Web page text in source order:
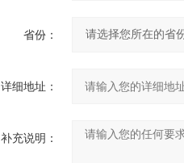
省份：
详细地址：
补充说明：